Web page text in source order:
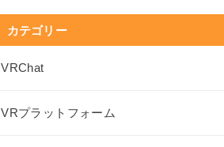
カテゴリー
VRChat
VRプラットフォーム